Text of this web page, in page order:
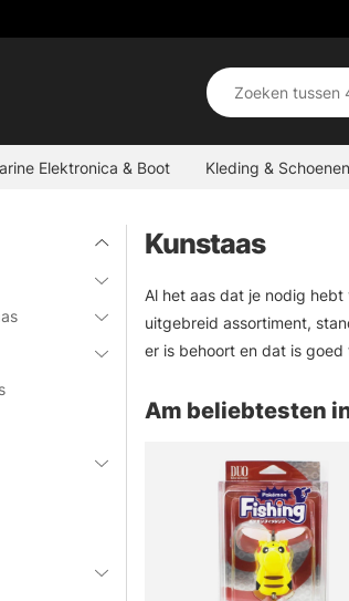
Elektronica & Boot Kleding & Schoenen
Kunstaas
Al het aas dat je nodig
uitgebreid assortiment,
er is behoort en dat is
Am beliebtesten